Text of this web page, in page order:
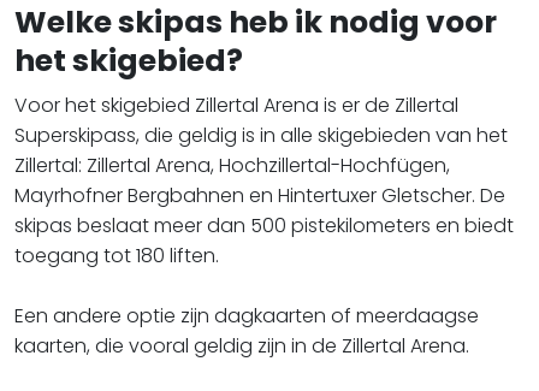
Welke skipas heb ik nodig voor
het skigebied?
Voor het skigebied Zillertal Arena is er de Zillertal
Superskipass, die geldig is in alle skigebieden van het
Zillertal: Zillertal Arena, Hochzillertal-Hochfügen,
Mayrhofner Bergbahnen en Hintertuxer Gletscher. De
skipas beslaat meer dan 500 pistekilometers en biedt
toegang tot 180 liften.
Een andere optie zijn dagkaarten of meerdaagse
kaarten, die vooral geldig zijn in de Zillertal Arena.